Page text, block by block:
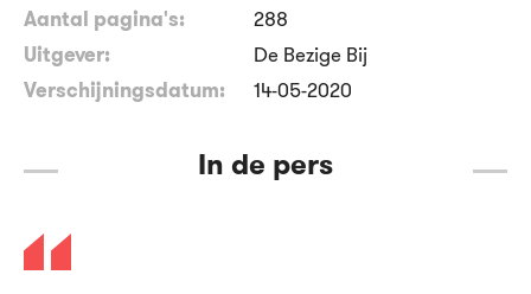
Aantal pagina's:
288
Uitgever:
De Bezige Bij
Verschijningsdatum:
14-05-2020
In de pers